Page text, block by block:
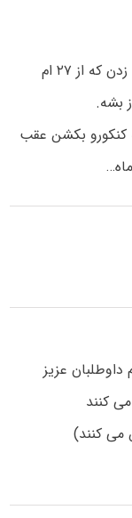
من احساس میکنم نکشن عقب دیگه اطلاعیه زدن که از ۲۷ ام
بشه.
کنکورو بکشن عقب
عزیز
کنند
می کنند)